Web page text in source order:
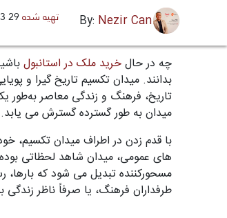
By:
Nezir Can تهیه شده29 Jun 2023
چه در حالخرید ملک در استانبول
بدانند. میدان تکسیم تاریخ گیرا و
تاریخ، فرهنگ و زندگی معاصر به‌طور
میدان به طور گسترده گسترش می یابد.
با قدم زدن در اطراف میدان تکسیم،
های عمومی، میدان شاهد لحظاتی
مسحورکننده تبدیل می شود که بارها،
طرفداران فرهنگ، یا صرفاً ناظر